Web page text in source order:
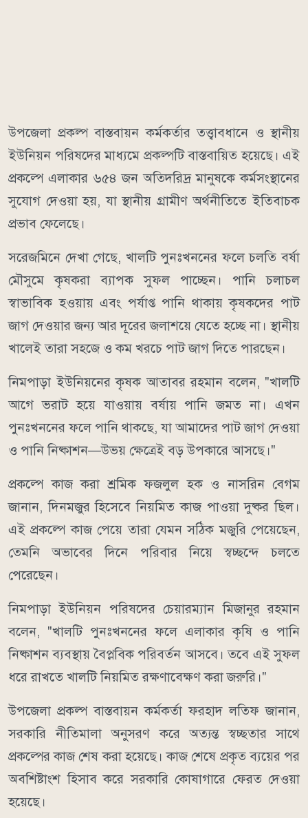
উপজেলা প্রকল্প বাস্তবায়ন কর্মকর্তার তত্ত্বাবধানে ও স্থানীয়
ইউনিয়ন পরিষদের মাধ্যমে প্রকল্পটি বাস্তবায়িত হয়েছে। এই
প্রকল্পে এলাকার ৬৫৪ জন অতিদরিদ্র মানুষকে কর্মসংস্থানের
সুযোগ দেওয়া হয়, যা স্থানীয় গ্রামীণ অর্থনীতিতে ইতিবাচক
প্রভাব ফেলেছে।
সরেজমিনে দেখা গেছে, খালটি পুনঃখননের ফলে চলতি বর্ষা
মৌসুমে কৃষকরা ব্যাপক সুফল পাচ্ছেন। পানি চলাচল
স্বাভাবিক হওয়ায় এবং পর্যাপ্ত পানি থাকায় কৃষকদের পাট
জাগ দেওয়ার জন্য আর দূরের জলাশয়ে যেতে হচ্ছে না। স্থানীয়
খালেই তারা সহজে ও কম খরচে পাট জাগ দিতে পারছেন।
নিমপাড়া ইউনিয়নের কৃষক আতাবর রহমান বলেন, "খালটি
আগে ভরাট হয়ে যাওয়ায় বর্ষায় পানি জমত না। এখন
পুনঃখননের ফলে পানি থাকছে, যা আমাদের পাট জাগ দেওয়া
ও পানি নিষ্কাশন—উভয় ক্ষেত্রেই বড় উপকারে আসছে।"
প্রকল্পে কাজ করা শ্রমিক ফজলুল হক ও নাসরিন বেগম
জানান, দিনমজুর হিসেবে নিয়মিত কাজ পাওয়া দুষ্কর ছিল।
এই প্রকল্পে কাজ পেয়ে তারা যেমন সঠিক মজুরি পেয়েছেন,
তেমনি অভাবের দিনে পরিবার নিয়ে স্বচ্ছন্দে চলতে
পেরেছেন।
নিমপাড়া ইউনিয়ন পরিষদের চেয়ারম্যান মিজানুর রহমান
বলেন, "খালটি পুনঃখননের ফলে এলাকার কৃষি ও পানি
নিষ্কাশন ব্যবস্থায় বৈপ্লবিক পরিবর্তন আসবে। তবে এই সুফল
ধরে রাখতে খালটি নিয়মিত রক্ষণাবেক্ষণ করা জরুরি।"
উপজেলা প্রকল্প বাস্তবায়ন কর্মকর্তা ফরহাদ লতিফ জানান,
সরকারি নীতিমালা অনুসরণ করে অত্যন্ত স্বচ্ছতার সাথে
প্রকল্পের কাজ শেষ করা হয়েছে। কাজ শেষে প্রকৃত ব্যয়ের পর
অবশিষ্টাংশ হিসাব করে সরকারি কোষাগারে ফেরত দেওয়া
হয়েছে।